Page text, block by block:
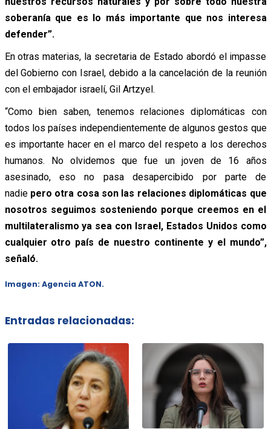
soberanía que es lo más importante que nos interesa
defender”.
En otras materias, la secretaria de Estado abordó el impasse
del Gobierno con Israel, debido a la cancelación de la reunión
con el embajador israelí, Gil Artzyel.
“Como bien saben, tenemos relaciones diplomáticas con
todos los países independientemente de algunos gestos que
es importante hacer en el marco del respeto a los derechos
humanos. No olvidemos que fue un joven de 16 años
asesinado, eso no pasa desapercibido por parte de
nadie pero otra cosa son las relaciones diplomáticas que
nosotros seguimos sosteniendo porque creemos en el
multilateralismo ya sea con Israel, Estados Unidos como
cualquier otro país de nuestro continente y el mundo”,
señaló.
Imagen: Agencia ATON.
Entradas relacionadas: